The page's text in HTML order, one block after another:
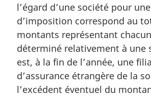
l’égard d’une société pour
d’imposition correspond au
montants représentant
déterminé relativement à une
est, à la fin de l’année, une
d’assurance étrangère de la
l’excédent éventuel du